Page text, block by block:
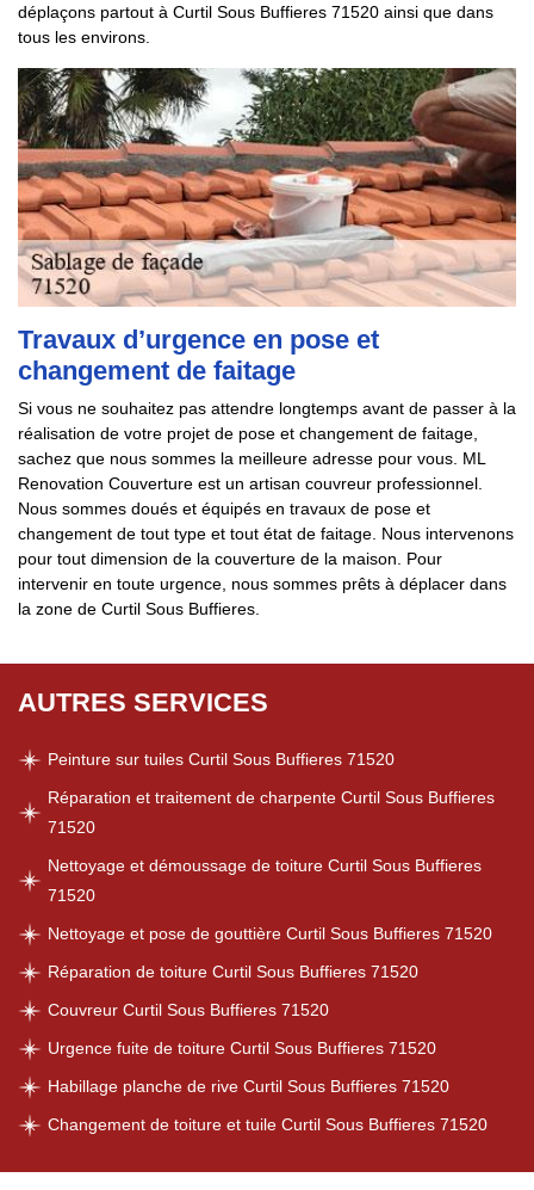
déplaçons partout à Curtil Sous Buffieres 71520 ainsi que dans
tous les environs.
Travaux d’urgence en pose et
changement de faitage
Si vous ne souhaitez pas attendre longtemps avant de passer à la
réalisation de votre projet de pose et changement de faitage,
sachez que nous sommes la meilleure adresse pour vous. ML
Renovation Couverture est un artisan couvreur professionnel.
Nous sommes doués et équipés en travaux de pose et
changement de tout type et tout état de faitage. Nous intervenons
pour tout dimension de la couverture de la maison. Pour
intervenir en toute urgence, nous sommes prêts à déplacer dans
la zone de Curtil Sous Buffieres.
AUTRES SERVICES
Peinture sur tuiles Curtil Sous Buffieres 71520
Réparation et traitement de charpente Curtil Sous Buffieres
71520
Nettoyage et démoussage de toiture Curtil Sous Buffieres
71520
Nettoyage et pose de gouttière Curtil Sous Buffieres 71520
Réparation de toiture Curtil Sous Buffieres 71520
Couvreur Curtil Sous Buffieres 71520
Urgence fuite de toiture Curtil Sous Buffieres 71520
Habillage planche de rive Curtil Sous Buffieres 71520
Changement de toiture et tuile Curtil Sous Buffieres 71520